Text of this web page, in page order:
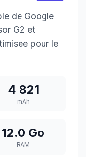
de Google
G2 et
pour le
4 821
mAh
12.0 Go
RAM